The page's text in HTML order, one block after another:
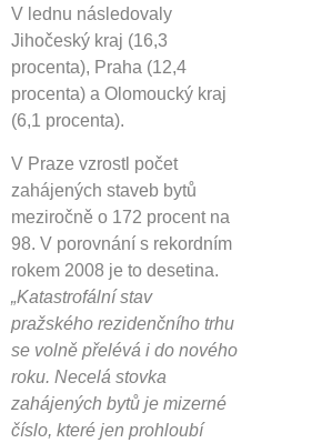
V lednu následovaly
Jihočeský kraj (16,3
procenta), Praha (12,4
procenta) a Olomoucký kraj
(6,1 procenta).
V Praze vzrostl počet
zahájených staveb bytů
meziročně o 172 procent na
98. V porovnání s rekordním
rokem 2008 je to desetina.
„Katastrofální stav
pražského rezidenčního trhu
se volně přelévá i do nového
roku. Necelá stovka
zahájených bytů je mizerné
číslo, které jen prohloubí